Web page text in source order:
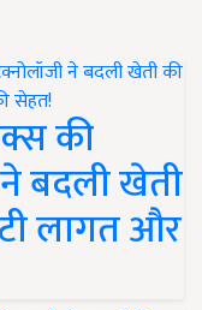
की
बदली खेती
लागत और